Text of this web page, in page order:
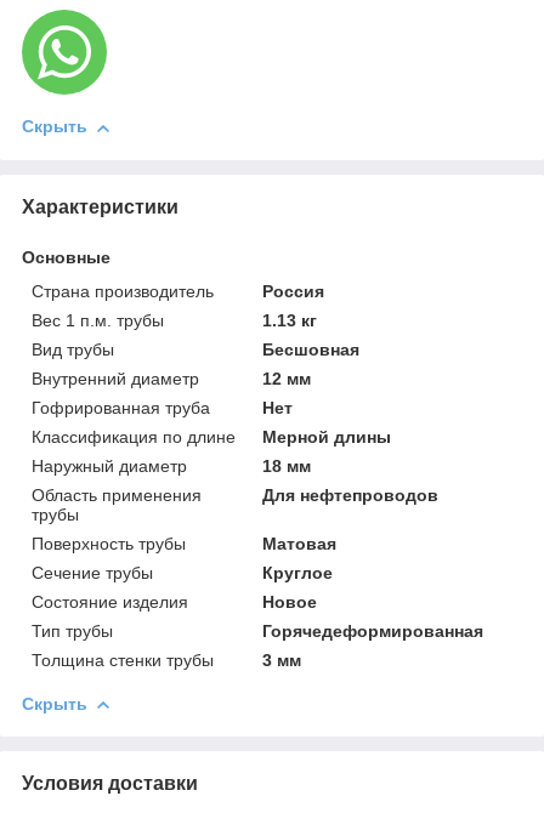
Скрыть
Характеристики
Основные
Страна производитель
Россия
Вес 1 п.м. трубы
1.13 кг
Вид трубы
Бесшовная
Внутренний диаметр
12 мм
Гофрированная труба
Нет
Классификация по длине
Мерной длины
Наружный диаметр
18 мм
Область применения
трубы
Для нефтепроводов
Поверхность трубы
Матовая
Сечение трубы
Круглое
Состояние изделия
Новое
Тип трубы
Горячедеформированная
Толщина стенки трубы
3 мм
Скрыть
Условия доставки